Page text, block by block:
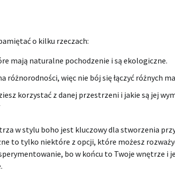
o kilku rzeczach:
mają naturalne pochodzenie i są ekologiczne.
różnorodności, więc nie bój się łączyć różnych
korzystać z danej przestrzeni i jakie są jej
w stylu boho jest kluczowy dla stworzenia
to tylko niektóre z opcji, które możesz
bo w końcu to Twoje wnętrze i